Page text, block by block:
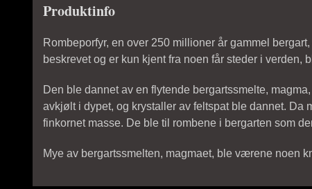
Produktinfo
Rombeporfyr, en over 250 millioner år gammel
beskrevet og er kun kjent fra noen får steder i verden,
Den ble dannet av en flytende bergartssmelte,
avkjølt i dypet, og krystaller av feltspat ble dannet. Da
finkornet masse. De ble til rombene i bergarten som
Mye av bergartssmelten, magmaet, ble værene noen